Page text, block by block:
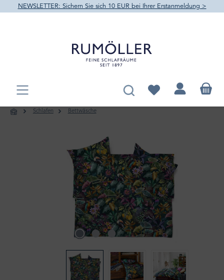
springen
NEWSLETTER: Sichern Sie sich 10 EUR bei Ihrer Erstanmeldung >
Du hast 0 Produkte
Schlafen Bettwäsche